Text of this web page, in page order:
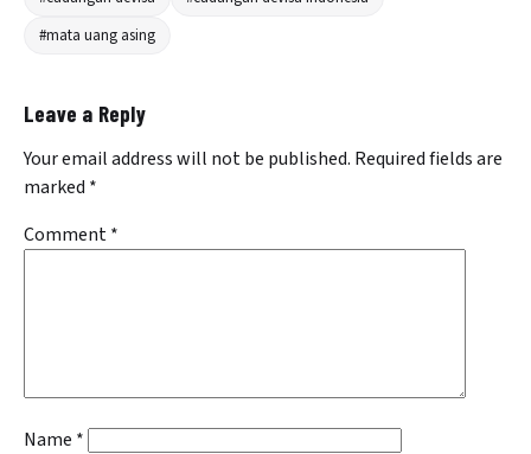
#mata uang asing
Leave a Reply
Your email address will not be published. Required fields are
marked *
Comment*
Name *